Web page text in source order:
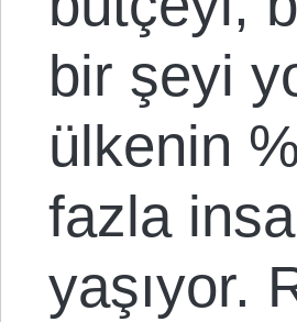
bir şeyi
ülkenin
fazla
yaşıyor.